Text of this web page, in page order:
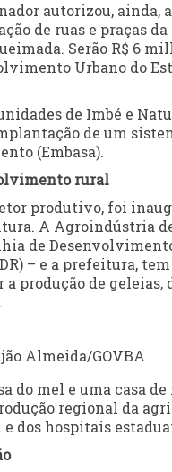
autorizou, ainda,
de ruas e praças
Serão R$ 6
Urbano do
de Imbé e
de um
(Embasa).
rural
produtivo, foi
A Agroindústria
de
– e a prefeitura,
produção de geleias,
Almeida/GOVBA
do mel e uma casa
regional da
dos hospitais